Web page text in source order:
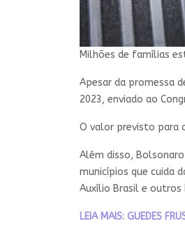
Milhões de famílias
Apesar da promessa
2023, enviado ao
O valor previsto para
Além disso,
municípios que cuida
Auxílio Brasil e
LEIA MAIS: GUEDES